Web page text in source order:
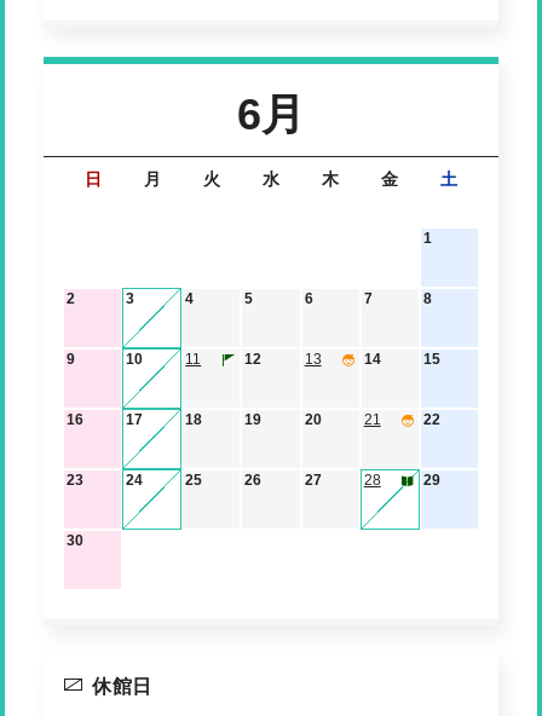
6月
日 月 火 水 木 金 土
1
2 3 4 5 6 7 8
9 10 11 12 13 14 15
16 17 18 19 20 21 22
23 24 25 26 27 28 29
30
休館日